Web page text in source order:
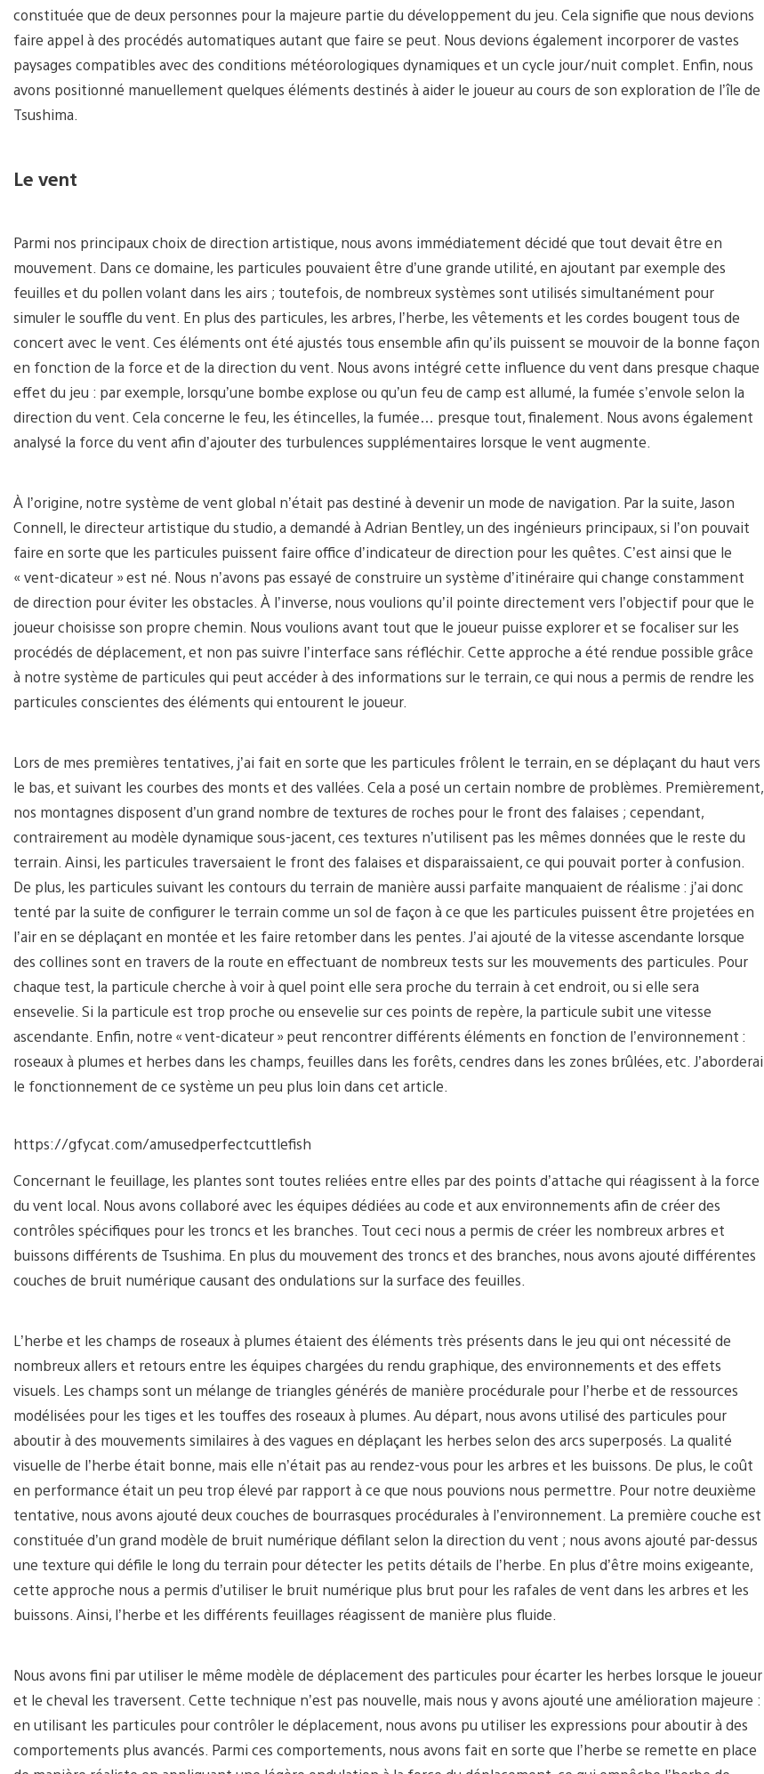
constituée que de deux personnes pour la majeure partie du développement du jeu. Cela signifie que nous devions
faire appel à des procédés automatiques autant que faire se peut. Nous devions également incorporer de vastes
paysages compatibles avec des conditions météorologiques dynamiques et un cycle jour/nuit complet. Enfin, nous
avons positionné manuellement quelques éléments destinés à aider le joueur au cours de son exploration de l’île de
Tsushima.
Le vent
Parmi nos principaux choix de direction artistique, nous avons immédiatement décidé que tout devait être en
mouvement. Dans ce domaine, les particules pouvaient être d’une grande utilité, en ajoutant par exemple des
feuilles et du pollen volant dans les airs ; toutefois, de nombreux systèmes sont utilisés simultanément pour
simuler le souffle du vent. En plus des particules, les arbres, l’herbe, les vêtements et les cordes bougent tous de
concert avec le vent. Ces éléments ont été ajustés tous ensemble afin qu’ils puissent se mouvoir de la bonne façon
en fonction de la force et de la direction du vent. Nous avons intégré cette influence du vent dans presque chaque
effet du jeu : par exemple, lorsqu’une bombe explose ou qu’un feu de camp est allumé, la fumée s’envole selon la
direction du vent. Cela concerne le feu, les étincelles, la fumée… presque tout, finalement. Nous avons également
analysé la force du vent afin d’ajouter des turbulences supplémentaires lorsque le vent augmente.
À l’origine, notre système de vent global n’était pas destiné à devenir un mode de navigation. Par la suite, Jason
Connell, le directeur artistique du studio, a demandé à Adrian Bentley, un des ingénieurs principaux, si l’on pouvait
faire en sorte que les particules puissent faire office d’indicateur de direction pour les quêtes. C’est ainsi que le
« vent-dicateur » est né. Nous n’avons pas essayé de construire un système d’itinéraire qui change constamment
de direction pour éviter les obstacles. À l’inverse, nous voulions qu’il pointe directement vers l’objectif pour que le
joueur choisisse son propre chemin. Nous voulions avant tout que le joueur puisse explorer et se focaliser sur les
procédés de déplacement, et non pas suivre l’interface sans réfléchir. Cette approche a été rendue possible grâce
à notre système de particules qui peut accéder à des informations sur le terrain, ce qui nous a permis de rendre les
particules conscientes des éléments qui entourent le joueur.
Lors de mes premières tentatives, j’ai fait en sorte que les particules frôlent le terrain, en se déplaçant du haut vers
le bas, et suivant les courbes des monts et des vallées. Cela a posé un certain nombre de problèmes. Premièrement,
nos montagnes disposent d’un grand nombre de textures de roches pour le front des falaises ; cependant,
contrairement au modèle dynamique sous-jacent, ces textures n’utilisent pas les mêmes données que le reste du
terrain. Ainsi, les particules traversaient le front des falaises et disparaissaient, ce qui pouvait porter à confusion.
De plus, les particules suivant les contours du terrain de manière aussi parfaite manquaient de réalisme : j’ai donc
tenté par la suite de configurer le terrain comme un sol de façon à ce que les particules puissent être projetées en
l’air en se déplaçant en montée et les faire retomber dans les pentes. J’ai ajouté de la vitesse ascendante lorsque
des collines sont en travers de la route en effectuant de nombreux tests sur les mouvements des particules. Pour
chaque test, la particule cherche à voir à quel point elle sera proche du terrain à cet endroit, ou si elle sera
ensevelie. Si la particule est trop proche ou ensevelie sur ces points de repère, la particule subit une vitesse
ascendante. Enfin, notre « vent-dicateur » peut rencontrer différents éléments en fonction de l’environnement :
roseaux à plumes et herbes dans les champs, feuilles dans les forêts, cendres dans les zones brûlées, etc. J’aborderai
le fonctionnement de ce système un peu plus loin dans cet article.
https://gfycat.com/amusedperfectcuttlefish
Concernant le feuillage, les plantes sont toutes reliées entre elles par des points d’attache qui réagissent à la force
du vent local. Nous avons collaboré avec les équipes dédiées au code et aux environnements afin de créer des
contrôles spécifiques pour les troncs et les branches. Tout ceci nous a permis de créer les nombreux arbres et
buissons différents de Tsushima. En plus du mouvement des troncs et des branches, nous avons ajouté différentes
couches de bruit numérique causant des ondulations sur la surface des feuilles.
L’herbe et les champs de roseaux à plumes étaient des éléments très présents dans le jeu qui ont nécessité de
nombreux allers et retours entre les équipes chargées du rendu graphique, des environnements et des effets
visuels. Les champs sont un mélange de triangles générés de manière procédurale pour l’herbe et de ressources
modélisées pour les tiges et les touffes des roseaux à plumes. Au départ, nous avons utilisé des particules pour
aboutir à des mouvements similaires à des vagues en déplaçant les herbes selon des arcs superposés. La qualité
visuelle de l’herbe était bonne, mais elle n’était pas au rendez-vous pour les arbres et les buissons. De plus, le coût
en performance était un peu trop élevé par rapport à ce que nous pouvions nous permettre. Pour notre deuxième
tentative, nous avons ajouté deux couches de bourrasques procédurales à l’environnement. La première couche est
constituée d’un grand modèle de bruit numérique défilant selon la direction du vent ; nous avons ajouté par-dessus
une texture qui défile le long du terrain pour détecter les petits détails de l’herbe. En plus d’être moins exigeante,
cette approche nous a permis d’utiliser le bruit numérique plus brut pour les rafales de vent dans les arbres et les
buissons. Ainsi, l’herbe et les différents feuillages réagissent de manière plus fluide.
Nous avons fini par utiliser le même modèle de déplacement des particules pour écarter les herbes lorsque le joueur
et le cheval les traversent. Cette technique n’est pas nouvelle, mais nous y avons ajouté une amélioration majeure :
en utilisant les particules pour contrôler le déplacement, nous avons pu utiliser les expressions pour aboutir à des
comportements plus avancés. Parmi ces comportements, nous avons fait en sorte que l’herbe se remette en place